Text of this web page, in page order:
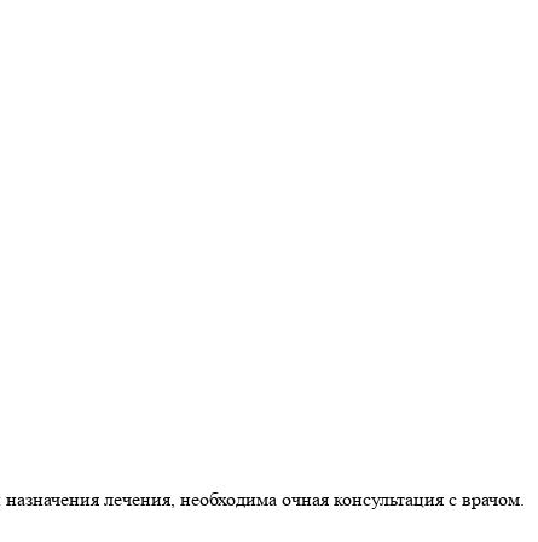
лечения, необходима очная консультация с врачом.